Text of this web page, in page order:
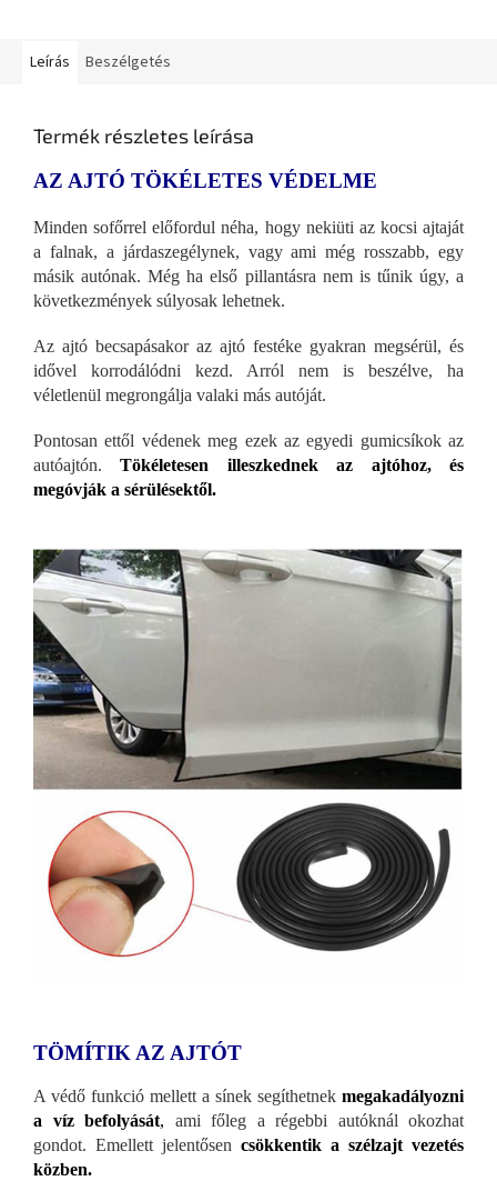
Leírás Beszélgetés
Termék részletes leírása
AZ AJTÓ TÖKÉLETES VÉDELME
Minden sofőrrel előfordul néha, hogy nekiüti az kocsi ajtaját
a falnak, a járdaszegélynek, vagy ami még rosszabb, egy
másik autónak. Még ha első pillantásra nem is tűnik úgy, a
következmények súlyosak lehetnek.
Az ajtó becsapásakor az ajtó festéke gyakran megsérül, és
idővel korrodálódni kezd. Arról nem is beszélve, ha
véletlenül megrongálja valaki más autóját.
Pontosan ettől védenek meg ezek az egyedi gumicsíkok az
autóajtón.Tökéletesen illeszkednek az ajtóhoz, és
megóvják a sérülésektől.
TÖMÍTIK AZ AJTÓT
A védő funkció mellett a sínek segíthetnek megakadályozni
a víz befolyását, ami főleg a régebbi autóknál okozhat
gondot. Emellett jelentősen csökkentik a szélzajt vezetés
közben.